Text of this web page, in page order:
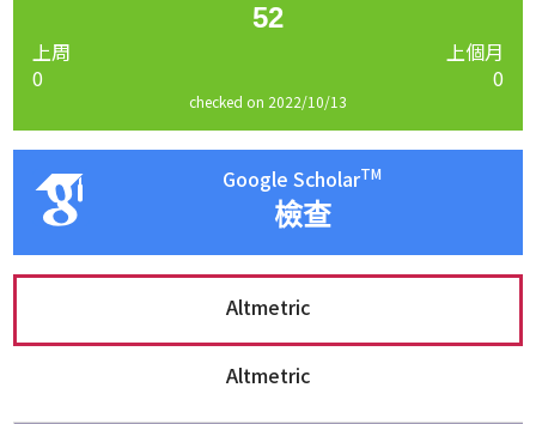
52
上周
0
上個月
0
checked on 2022/10/13
Google ScholarTM
檢查
Altmetric
Altmetric